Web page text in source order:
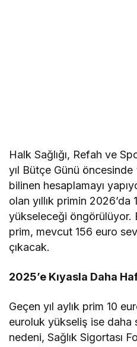
Halk Sağlığı, Refah ve
yıl Bütçe Günü
bilinen hesaplamayı
olan yıllık primin 2026’da
yükseleceği öngörülüyor.
prim, mevcut 156 euro
çıkacak.
2025’e Kıyasla Daha
Geçen yıl aylık prim 10
euroluk yükseliş ise daha
nedeni, Sağlık Sigortası